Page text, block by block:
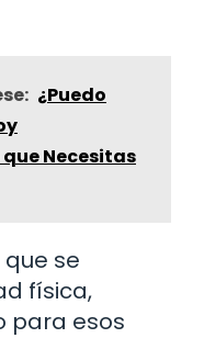
¿Puedo
Necesitas
se
física,
para esos